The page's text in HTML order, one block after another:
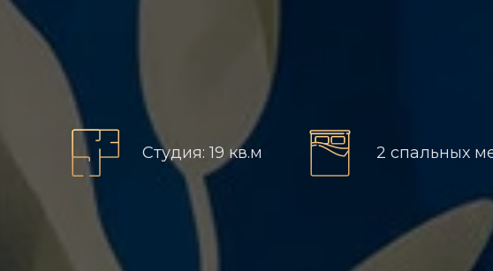
Студия: 19 кв.м 2 спальных